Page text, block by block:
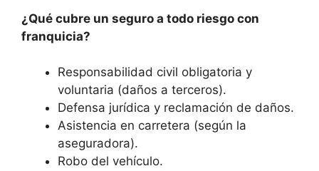
¿Qué cubre un seguro a todo riesgo con
franquicia?
Responsabilidad civil obligatoria y
voluntaria (daños a terceros).
Defensa jurídica y reclamación de daños.
Asistencia en carretera (según la
aseguradora).
Robo del vehículo.